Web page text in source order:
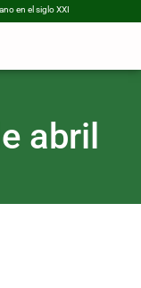
en el siglo XXI
abril